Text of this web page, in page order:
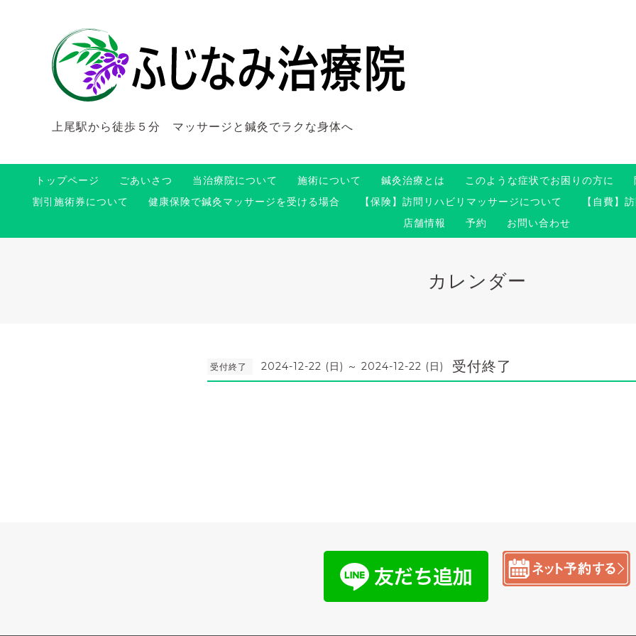
上尾駅から徒歩５分 マッサージと鍼灸でラクな身体へ
トップページ ごあいさつ 当治療院について 施術について 鍼灸治療とは このような症状でお困りの方に
割引施術券について
健康保険で鍼灸マッサージを受ける場合 【保険】訪問リハビリマッサージについて 【自費】
店舗情報
予約 お問い合わせ
カレンダー
受付終了 2024-12-22 (日) ～ 2024-12-22 (日) 受付終了